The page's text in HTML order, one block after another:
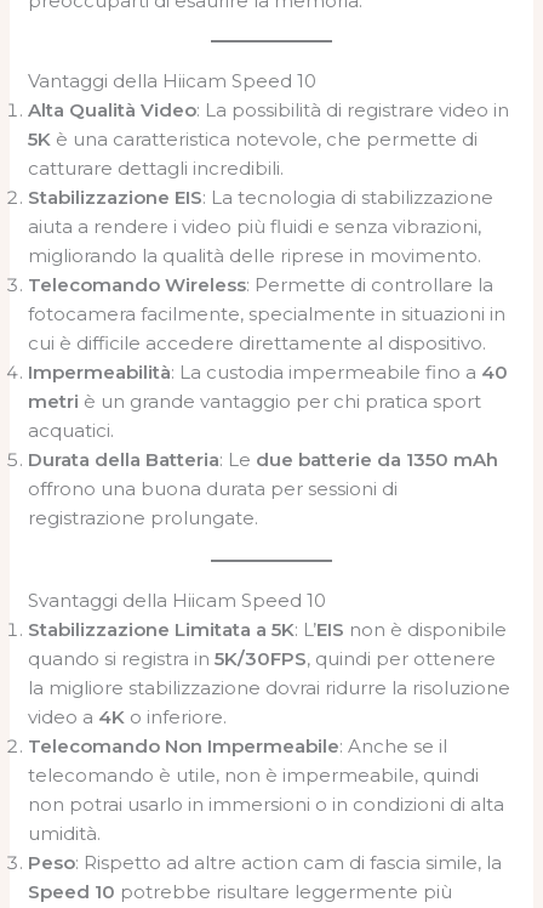
Vantaggi della Hiicam Speed 10
Alta Qualità Video: La possibilità di registrare video in
5K è una caratteristica notevole, che permette di
catturare dettagli incredibili.
Stabilizzazione EIS: La tecnologia di stabilizzazione
aiuta a rendere i video più fluidi e senza vibrazioni,
migliorando la qualità delle riprese in movimento.
Telecomando Wireless: Permette di controllare la
fotocamera facilmente, specialmente in situazioni in
cui è difficile accedere direttamente al dispositivo.
Impermeabilità: La custodia impermeabile fino a 40
metri è un grande vantaggio per chi pratica sport
acquatici.
Durata della Batteria: Le due batterie da 1350 mAh
offrono una buona durata per sessioni di
registrazione prolungate.
Svantaggi della Hiicam Speed 10
Stabilizzazione Limitata a 5K: L’EIS non è disponibile
quando si registra in5K/30FPS, quindi per ottenere
la migliore stabilizzazione dovrai ridurre la risoluzione
video a 4K o inferiore.
Telecomando Non Impermeabile: Anche se il
telecomando è utile, non è impermeabile, quindi
non potrai usarlo in immersioni o in condizioni di alta
umidità.
Peso: Rispetto ad altre action cam di fascia simile, la
Speed 10 potrebbe risultare leggermente più